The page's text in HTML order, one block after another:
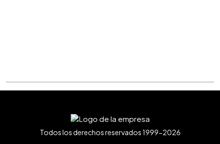
Todos los derechos reservados 1999-2026